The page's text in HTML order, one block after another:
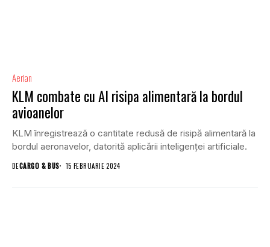
Aerian
KLM combate cu AI risipa alimentară la bordul
avioanelor
KLM înregistrează o cantitate redusă de risipă alimentară la
bordul aeronavelor, datorită aplicării inteligenței artificiale.
DECARGO & BUS 15 FEBRUARIE 2024